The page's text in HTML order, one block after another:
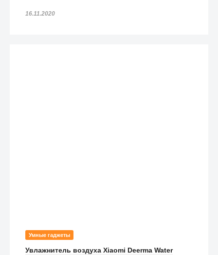
16.11.2020
Умные гаджеты
Увлажнитель воздуха Xiaomi Deerma Water